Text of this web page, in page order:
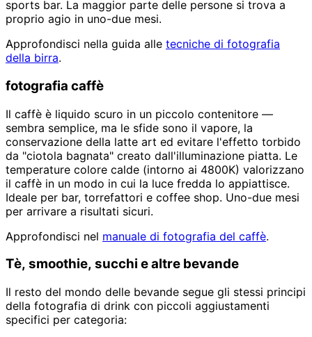
sports bar. La maggior parte delle persone si trova a
proprio agio in uno-due mesi.
Approfondisci nella guida alle tecniche di fotografia
della birra.
fotografia caffè
Il caffè è liquido scuro in un piccolo contenitore —
sembra semplice, ma le sfide sono il vapore, la
conservazione della latte art ed evitare l'effetto torbido
da "ciotola bagnata" creato dall'illuminazione piatta. Le
temperature colore calde (intorno ai 4800K) valorizzano
il caffè in un modo in cui la luce fredda lo appiattisce.
Ideale per bar, torrefattori e coffee shop. Uno-due mesi
per arrivare a risultati sicuri.
Approfondisci nel manuale di fotografia del caffè.
Tè, smoothie, succhi e altre bevande
Il resto del mondo delle bevande segue gli stessi principi
della fotografia di drink con piccoli aggiustamenti
specifici per categoria: